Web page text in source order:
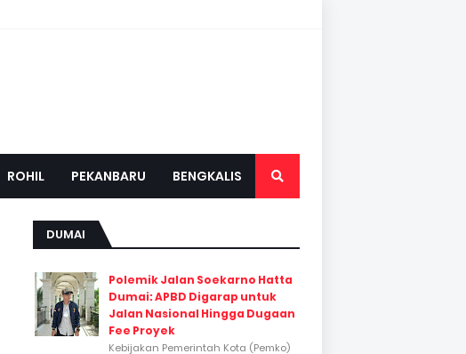
ROHIL PEKANBARU BENGKALIS
DUMAI
Polemik Jalan Soekarno Hatta
Dumai: APBD Digarap untuk
Jalan Nasional Hingga Dugaan
Fee Proyek
Kebijakan Pemerintah Kota (Pemko)